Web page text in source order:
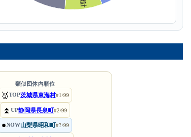
類似団体内順位
🥇TOP茨城県東海村#1/99
⏫ UP静岡県長泉町#2/99
●NOW山梨県昭和町#3/99